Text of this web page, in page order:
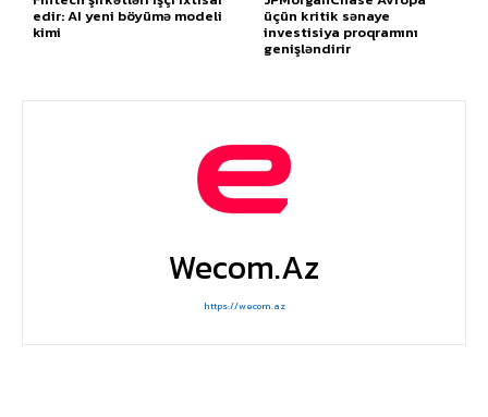
edir: AI yeni böyümə modeli
kimi
üçün kritik sənaye
investisiya proqramını
genişləndirir
Wecom.az
https://wecom.az